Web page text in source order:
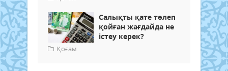
Салықты қате төлеп
қойған жағдайда не
істеу керек?
Қоғам